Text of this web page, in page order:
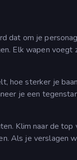
dat om je
Elk wapen
hoe sterker je
je een
Klim naar de
Als je verslagen